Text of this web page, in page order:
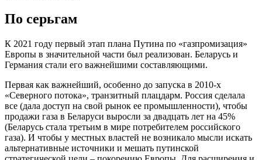
По серьгам
К 2021 году первый этап плана Путина по «газпромизация»
Европы в значительной части был реализован. Беларусь и
Германия стали его важнейшими составляющими.
Первая как важнейший, особенно до запуска в 2010-х
«Северного потока», транзитный плацдарм. Россия сделала
все (дала доступ на свой рынок ее промышленности), чтобы
продажи газа в Беларуси выросли за двадцать лет на 45%
(Беларусь стала третьим в мире потребителем российского
газа). И чтобы у местных властей не возникало мысли искать
альтернативные источники и мешать путинской